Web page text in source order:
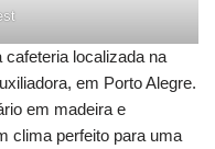
localizada na
em Porto Alegre.
em madeira e
clima perfeito para uma